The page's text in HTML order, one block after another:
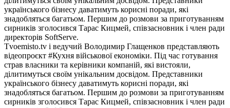
українського бізнесу даватимуть корисні поради, які
знадобляться багатьом. Першим до розмови за приготуванням
сирників зголосився Тарас Кицмей, співзасновник і член ради
директорів SoftServe.
Tvoemisto.tv і ведучий Володимир Глащенков представляють
відеопроєкт #Кухня військової економіки. Під час готування
страв власники та керівники компаній, які вистояли,
ділитимуться своїм унікальним досвідом. Представники
українського бізнесу даватимуть корисні поради, які
знадобляться багатьом. Першим до розмови за приготуванням
сирників зголосився Тарас Кицмей, співзасновник і член ради